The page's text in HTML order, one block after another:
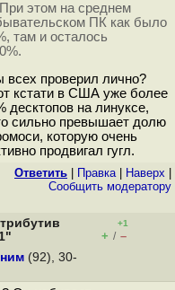
этом на среднем
ПК как было
там и осталось
всех проверил лично?
кстати в США уже более
десктопов на линуксе,
сильно превышает долю
которую очень
продвигал гугл.
Ответить Правка| Наверх
Cообщить модератору
+1
+ / –
(92), 30-